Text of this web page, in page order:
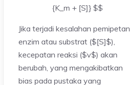
{K_m + [S]} $$
Jika terjadi kesalahan pemipetan
enzim atau substrat ($[S]$),
kecepatan reaksi ($v$) akan
berubah, yang mengakibatkan
bias pada pustaka yang